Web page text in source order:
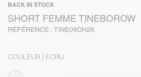
BACK IN STOCK
SHORT FEMME TINEBOROW
RÉFÉRENCE : TINE09DH26
COULEUR | ECRU